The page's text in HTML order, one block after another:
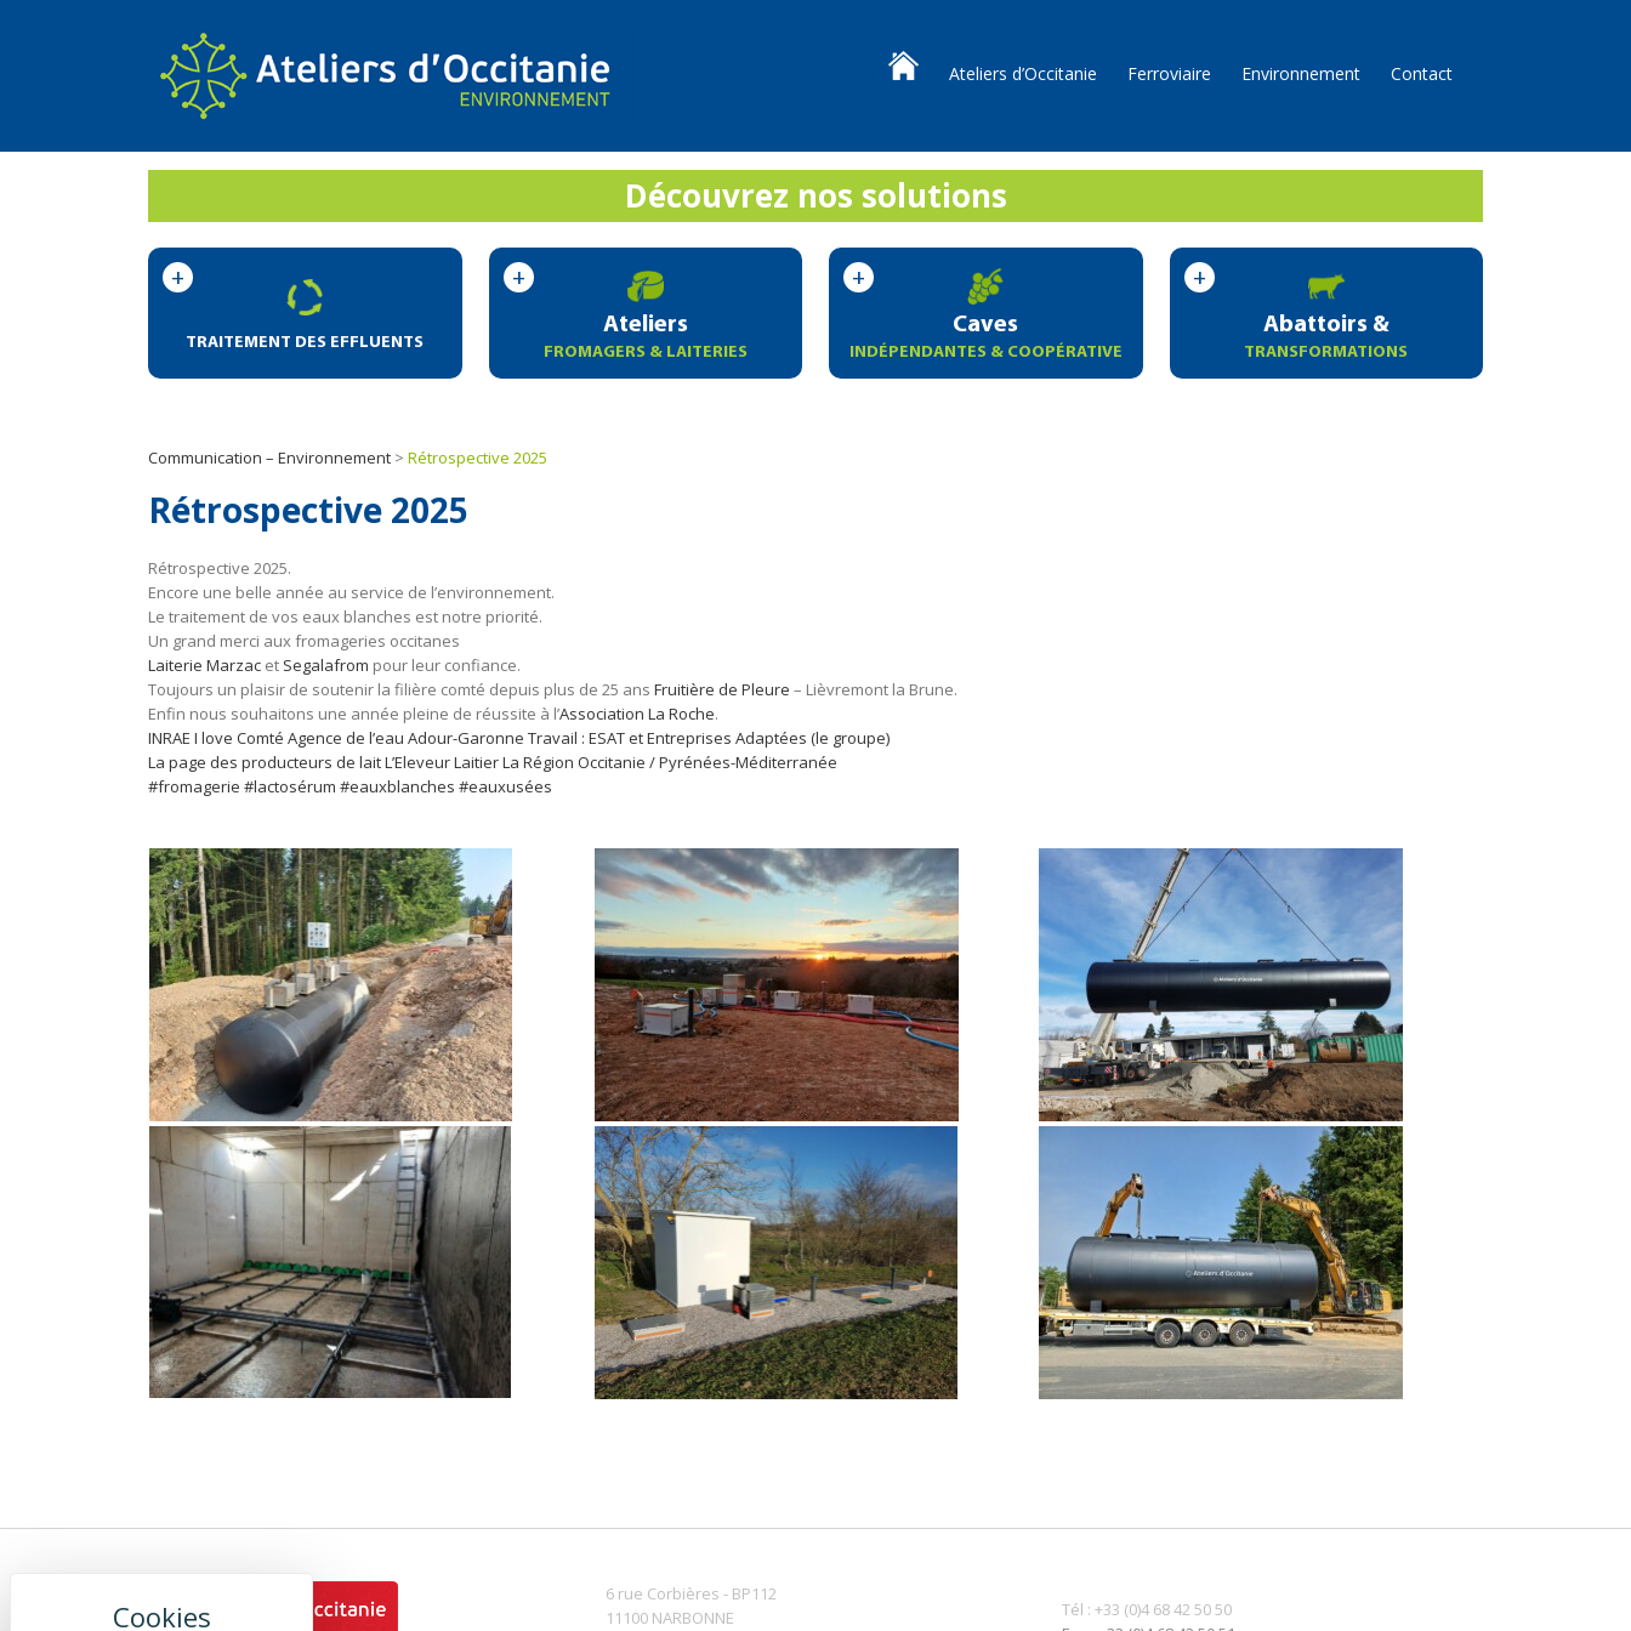
Ateliers d’Occitanie Ferroviaire Environnement Contact
Communication – Environnement > Rétrospective 2025
Rétrospective 2025
Rétrospective 2025.
Encore une belle année au service de l’environnement.
Le traitement de vos eaux blanches est notre priorité.
Un grand merci aux fromageries occitanes
Laiterie Marzac et Segalafrom pour leur confiance.
Toujours un plaisir de soutenir la filière comté depuis plus de 25 ans Fruitière de Pleure – Lièvremont la Brune.
Enfin nous souhaitons une année pleine de réussite à l’Association La Roche.
INRAE I love Comté Agence de l’eau Adour-Garonne Travail : ESAT et Entreprises Adaptées (le groupe)
La page des producteurs de laitL’Eleveur LaitierLa Région Occitanie / Pyrénées-Méditerranée
#fromagerie #lactosérum #eauxblanches #eauxusées
Découvrez nos solutions
TRAITEMENT DES EFFLUENTS
Ateliers
FROMAGERS & LAITERIES
Caves
INDÉPENDANTES & COOPÉRATIVE
Abattoirs &
TRANSFORMATIONS
6 rue Corbières - BP112
11100 NARBONNE
Tél : +33 (0)4 68 42 50 50